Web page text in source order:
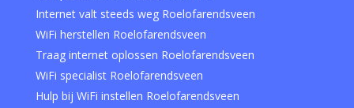
Internet valt steeds weg Roelofarendsveen
WiFi herstellen Roelofarendsveen
Traag internet oplossen Roelofarendsveen
WiFi specialist Roelofarendsveen
Hulp bij WiFi instellen Roelofarendsveen